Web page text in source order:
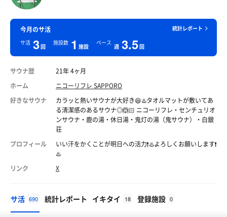
統計レポート
今月のサ活
サ活 3回
施設数 1 施設
ペース
週 3.5回
サウナ歴
21年 4ヶ月
ホーム
ニコーリフレ SAPPORO
好きなサウナ
カラッと熱いサウナが大好き😆♨️タオルマットが敷いてあ
る清潔感のあるサウナ◎🙆🏻 ニコーリフレ・センチュリオ
ンサウナ・鹿の湯・休日湯・鬼灯の湯（鬼サウナ）・白銀
荘
プロフィール
いい汗をかくことが明日への活力❗️♨️よろしくお願いします❗️
♨️
リンク
X
サ活 690 統計レポート イキタイ 18 登録施設 0